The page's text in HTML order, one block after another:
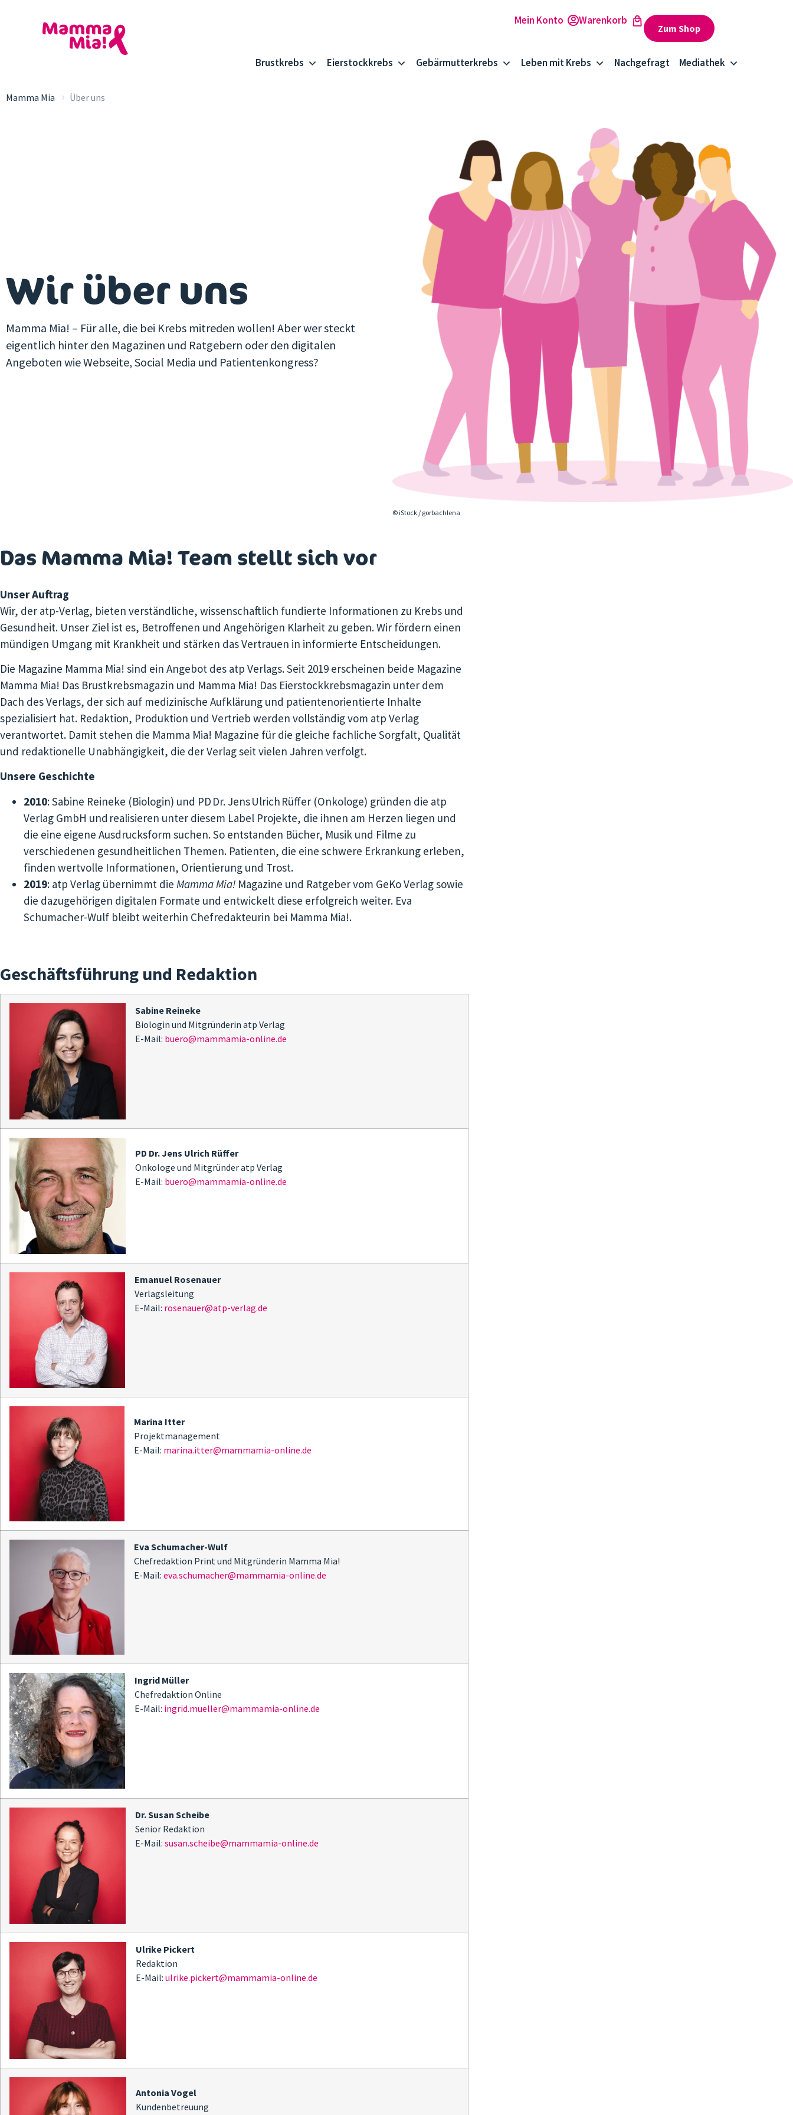
Zum Shop
Brustkrebs Eierstockkrebs Gebärmutterkrebs Leben mit Krebs Nachgefragt Mediathek
Mamma Mia › Über uns
© iStock / gorbachlena
Wir über uns
Mamma Mia! – Für alle, die bei Krebs mitreden wollen! Aber wer steckt
eigentlich hinter den Magazinen und Ratgebern oder den digitalen
Angeboten wie Webseite, Social Media und Patientenkongress?
Das Mamma Mia! Team stellt sich vor
Unser Auftrag
Wir, der atp-Verlag, bieten verständliche, wissenschaftlich fundierte Informationen zu Krebs und
Gesundheit. Unser Ziel ist es, Betroffenen und Angehörigen Klarheit zu geben. Wir fördern einen
mündigen Umgang mit Krankheit und stärken das Vertrauen in informierte Entscheidungen.
Die Magazine Mamma Mia! sind ein Angebot des atp Verlags. Seit 2019 erscheinen beide Magazine
Mamma Mia! Das Brustkrebsmagazin und Mamma Mia! Das Eierstockkrebsmagazin unter dem
Dach des Verlags, der sich auf medizinische Aufklärung und patientenorientierte Inhalte
spezialisiert hat. Redaktion, Produktion und Vertrieb werden vollständig vom atp Verlag
verantwortet. Damit stehen die Mamma Mia! Magazine für die gleiche fachliche Sorgfalt, Qualität
und redaktionelle Unabhängigkeit, die der Verlag seit vielen Jahren verfolgt.
Unsere Geschichte
2010: Sabine Reineke (Biologin) und PD Dr. JensUlrich Rüffer (Onkologe) gründen die atp
Verlag GmbH und realisieren unter diesem Label Projekte, die ihnen am Herzen liegen und
die eine eigene Ausdrucksform suchen. So entstanden Bücher, Musik und Filme zu
verschiedenen gesundheitlichen Themen. Patienten, die eine schwere Erkrankung erleben,
finden wertvolle Informationen, Orientierung und Trost.
2019: atp Verlag übernimmt die Mamma Mia! Magazine und Ratgeber vom GeKo Verlagsowie
die dazugehörigen digitalen Formate und entwickelt diese erfolgreich weiter. Eva
Schumacher-Wulf bleibt weiterhin Chefredakteurin bei Mamma Mia!.
Geschäftsführung und Redaktion
Sabine Reineke
Biologin und Mitgründerin atp Verlag
E-Mail: buero@mammamia-online.de
PD Dr. Jens Ulrich Rüffer
Onkologe und Mitgründer atp Verlag
E-Mail: buero@mammamia-online.de
Emanuel Rosenauer
Verlagsleitung
E-Mail: rosenauer@atp-verlag.de
Marina Itter
Projektmanagement
E-Mail: marina.itter@mammamia-online.de
Eva Schumacher-Wulf
Chefredaktion Print und Mitgründerin Mamma Mia!
E-Mail: eva.schumacher@mammamia-online.de
Ingrid Müller
Chefredaktion Online
E-Mail: ingrid.mueller@mammamia-online.de
Dr. Susan Scheibe
Senior Redaktion
E-Mail: susan.scheibe@mammamia-online.de
Ulrike Pickert
Redaktion
E-Mail: ulrike.pickert@mammamia-online.de
Antonia Vogel
Kundenbetreuung